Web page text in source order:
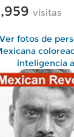
visitas
Ver fotos de
inteligencia